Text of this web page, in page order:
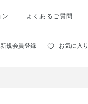
よくあるご質問
規会員登録 お気に入り